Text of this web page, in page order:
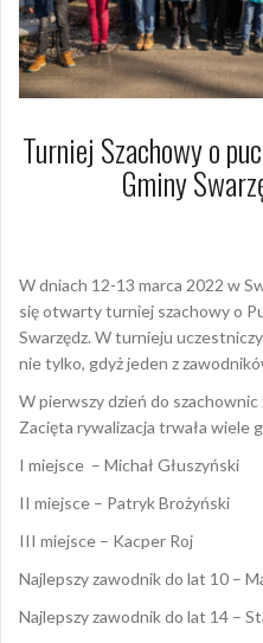
Turniej Szachowy o
Gminy
W dniach 12-13 marca 2022 w
się otwarty turniej szachowy o
Swarzędz. W turnieju
nie tylko, gdyż jeden z
W pierwszy dzień do
Zacięta rywalizacja trwała wiele
I miejsce – Michał Głuszyński
II miejsce – Patryk Brożyński
III miejsce – Kacper Roj
Najlepszy zawodnik do lat 10 –
Najlepszy zawodnik do lat 14 –